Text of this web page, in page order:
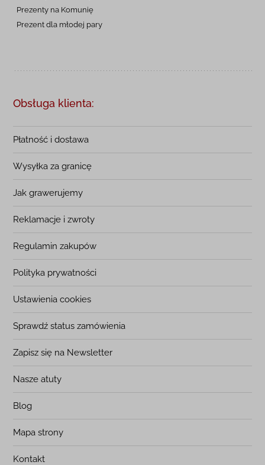
Prezenty na Komunię
Prezent dla młodej pary
Obsługa klienta:
Płatność i dostawa
Wysyłka za granicę
Jak grawerujemy
Reklamacje i zwroty
Regulamin zakupów
Polityka prywatności
Ustawienia cookies
Sprawdź status zamówienia
Zapisz się na Newsletter
Nasze atuty
Blog
Mapa strony
Kontakt